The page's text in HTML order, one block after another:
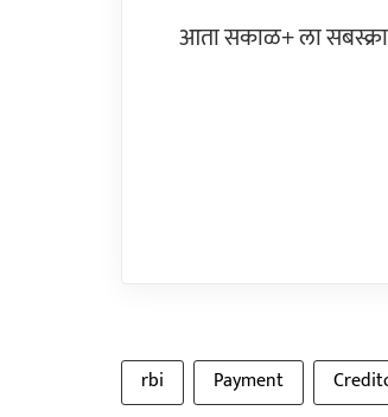
आता सकाळ+ ला
rbi Payment